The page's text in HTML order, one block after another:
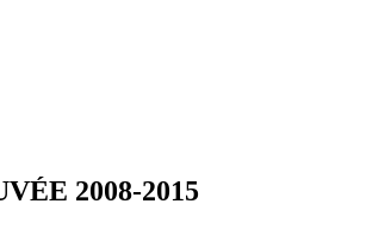
2008-2015